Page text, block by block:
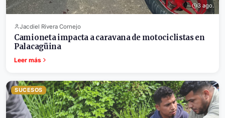
3 ago.
Jacdiel Rivera Cornejo
Camioneta impacta a caravana de motociclistas en
Palacagüina
Leer más
SUCESOS